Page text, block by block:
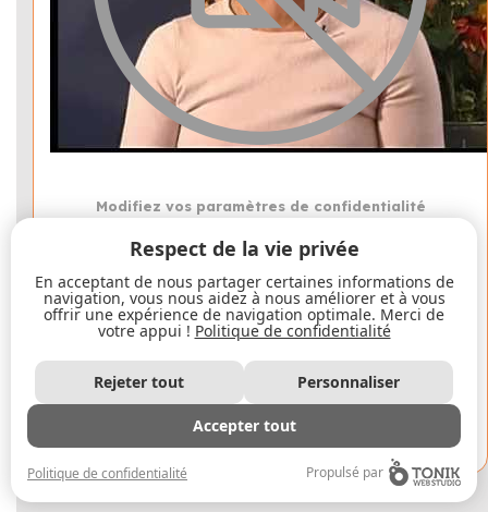
Modifiez vos paramètres de confidentialité
Modifier mes paramètres
Lucie :
"Responsable de ma vie"
Québec, Canada
2:46 min
Respect de la vie privée
En acceptant de nous partager certaines informations de
navigation, vous nous aidez à nous améliorer et à vous
offrir une expérience de navigation optimale. Merci de
votre appui ! Politique de confidentialité
Rejeter tout Personnaliser
Accepter tout
Politique de confidentialité Propulsé par